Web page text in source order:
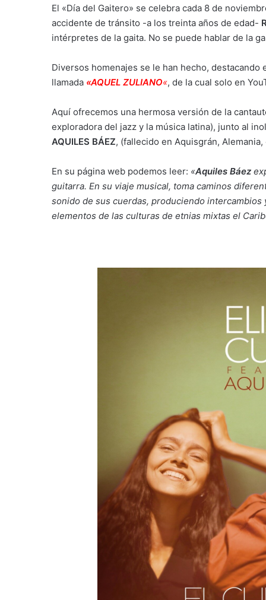
El «Día del Gaitero» se celebra cada 8 de
accidente de tránsito -a los treinta años de edad-
intérpretes de la gaita. No se puede hablar de la
Diversos homenajes se le han hecho,
llamada «AQUEL ZULIANO«, de la cual solo en
Aquí ofrecemos una hermosa versión de la
exploradora del jazz y la música latina), junto al
AQUILES BÁEZ, (fallecido en Aquisgrán, Alemania,
En su página web podemos leer: «Aquiles Báez
guitarra. En su viaje musical, toma caminos
sonido de sus cuerdas, produciendo
elementos de las culturas de etnias mixtas el